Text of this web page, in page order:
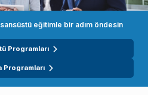
eğitimle bir adım öndesin
Programları
Programları